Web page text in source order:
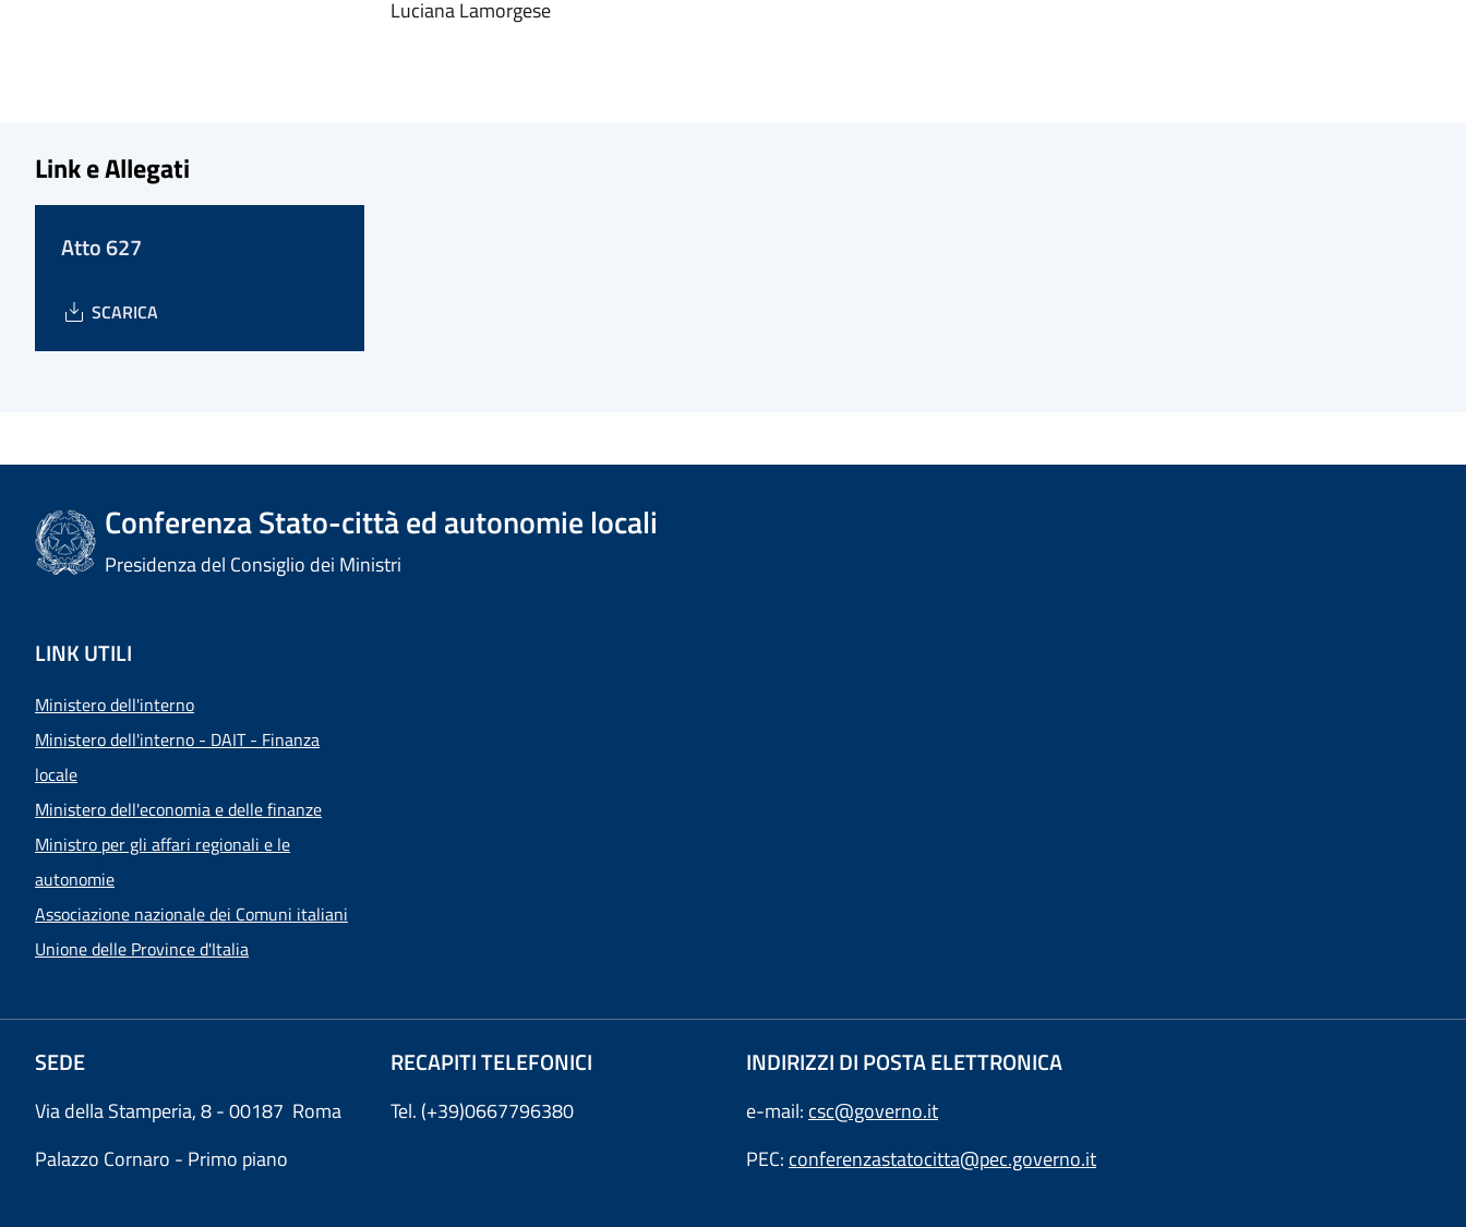
Luciana Lamorgese
Link e Allegati
Atto 627
SCARICA
Conferenza Stato-città ed autonomie locali
Presidenza del Consiglio dei Ministri
LINK UTILI
Ministero dell'interno
Ministero dell'interno - DAIT - Finanza
locale
Ministero dell'economia e delle finanze
Ministro per gli affari regionali e le
autonomie
Associazione nazionale dei Comuni italiani
Unione delle Province d'Italia
SEDE
Via della Stamperia, 8 - 00187 Roma
Palazzo Cornaro - Primo piano
RECAPITI TELEFONICI
Tel. (+39)0667796380
INDIRIZZI DI POSTA ELETTRONICA
e-mail: csc@governo.it
PEC: conferenzastatocitta@pec.governo.it